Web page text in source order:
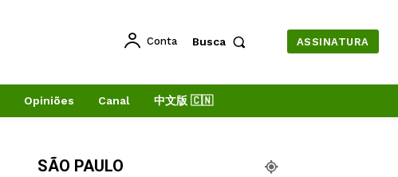
Conta Busca ASSINATURA
Opiniões Canal 中文版 🇨🇳
SÃO PAULO